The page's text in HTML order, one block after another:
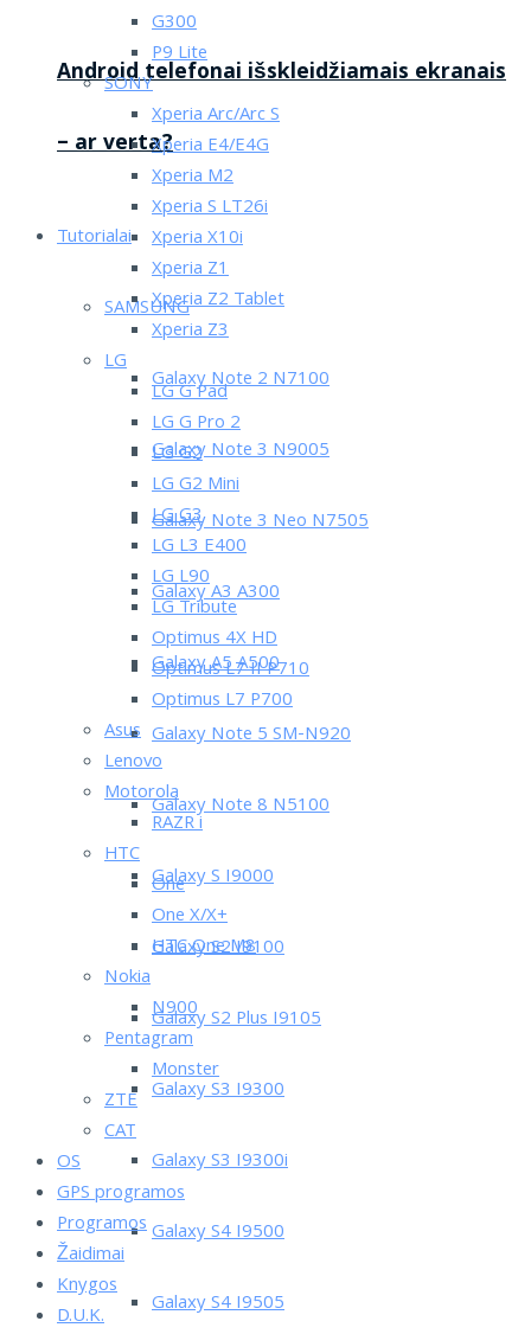
Android telefonai išskleidžiamais ekranais
– ar verta?
Tutorialai
SAMSUNG
Galaxy Note 2 N7100
Galaxy Note 3 N9005
Galaxy Note 3 Neo N7505
Galaxy A3 A300
Galaxy A5 A500
Galaxy Note 5 SM-N920
Galaxy Note 8 N5100
Galaxy S I9000
Galaxy S2 I9100
Galaxy S2 Plus I9105
Galaxy S3 I9300
Galaxy S3 I9300i
Galaxy S4 I9500
Galaxy S4 I9505
G300
P9 Lite
SONY
Xperia Arc/Arc S
Xperia E4/E4G
Xperia M2
Xperia S LT26i
Xperia X10i
Xperia Z1
Xperia Z2 Tablet
Xperia Z3
LG
LG G Pad
LG G Pro 2
LG G2
LG G2 Mini
LG G3
LG L3 E400
LG L90
LG Tribute
Optimus 4X HD
Optimus L7 II P710
Optimus L7 P700
Asus
Lenovo
Motorola
RAZR i
HTC
One
One X/X+
HTC One M8
Nokia
N900
Pentagram
Monster
ZTE
CAT
OS
GPS programos
Programos
Žaidimai
Knygos
D.U.K.